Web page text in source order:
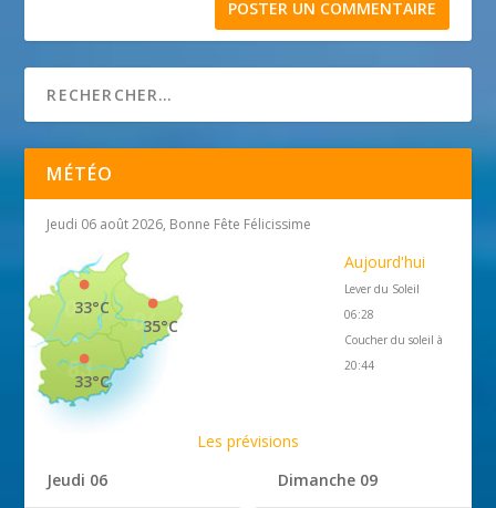
MÉTÉO
Jeudi 06 août 2026, Bonne Fête Félicissime
35°C
33°C
33°C
Aujourd'hui
Lever du Soleil
06:28
Coucher du soleil à
20:44
Les prévisions
Jeudi 06
Dimanche 09